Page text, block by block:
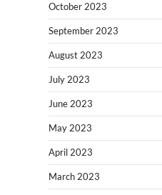
October 2023
September 2023
August 2023
July 2023
June 2023
May 2023
April 2023
March 2023